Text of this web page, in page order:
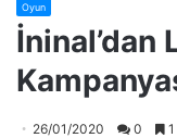
Oyun
İninal’dan
26/01/2020 0